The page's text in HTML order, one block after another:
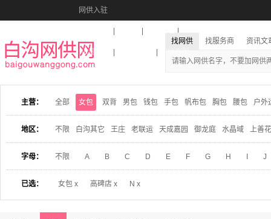
网供入驻
收藏本站
找网供 找服务商 资讯文
主营： 全部 女包 双背 男包 钱包 手包 帆布包 胸包 腰包 户外
地区： 不限 白沟其它 王庄 老联运 天成嘉园 御龙庭 水晶域 上善
字母： 不限 A B C D E F G H J
已选： 女包 x 高碑店 x N x